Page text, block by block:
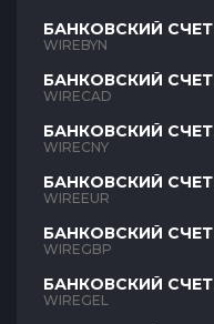
БАНКОВСКИЙ СЧЕТ
BYN
WIREBYN
БАНКОВСКИЙ СЧЕТ
CAD
WIRECAD
БАНКОВСКИЙ СЧЕТ
CNY
WIRECNY
БАНКОВСКИЙ СЧЕТ
EUR
WIREEUR
БАНКОВСКИЙ СЧЕТ
GBP
WIREGBP
БАНКОВСКИЙ СЧЕТ
GEL
WIREGEL